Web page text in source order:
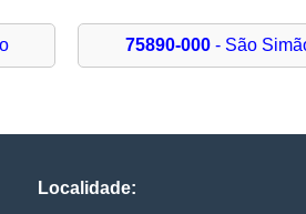
75890-000- São
Localidade: